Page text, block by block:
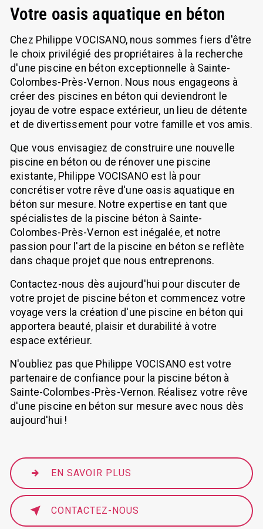
Votre oasis aquatique en béton
Chez Philippe VOCISANO, nous sommes fiers d'être
le choix privilégié des propriétaires à la recherche
d'une piscine en béton exceptionnelle à Sainte-
Colombes-Près-Vernon. Nous nous engageons à
créer des piscines en béton qui deviendront le
joyau de votre espace extérieur, un lieu de détente
et de divertissement pour votre famille et vos amis.
Que vous envisagiez de construire une nouvelle
piscine en béton ou de rénover une piscine
existante, Philippe VOCISANO est là pour
concrétiser votre rêve d'une oasis aquatique en
béton sur mesure. Notre expertise en tant que
spécialistes de la piscine béton à Sainte-
Colombes-Près-Vernon est inégalée, et notre
passion pour l'art de la piscine en béton se reflète
dans chaque projet que nous entreprenons.
Contactez-nous dès aujourd'hui pour discuter de
votre projet de piscine béton et commencez votre
voyage vers la création d'une piscine en béton qui
apportera beauté, plaisir et durabilité à votre
espace extérieur.
N'oubliez pas que Philippe VOCISANO est votre
partenaire de confiance pour la piscine béton à
Sainte-Colombes-Près-Vernon. Réalisez votre rêve
d'une piscine en béton sur mesure avec nous dès
aujourd'hui !
EN SAVOIR PLUS
CONTACTEZ-NOUS